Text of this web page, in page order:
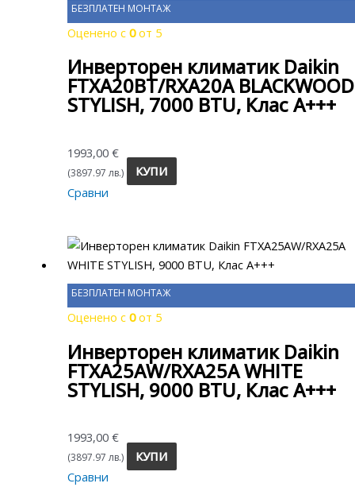
БЕЗПЛАТЕН МОНТАЖ
Оценено с0от 5
Инверторен климатик Daikin
FTXA20BT/RXA20A BLACKWOOD
STYLISH, 7000 BTU, Клас A+++
1993,00€
(3897.97 лв.)
КУПИ
Сравни
БЕЗПЛАТЕН МОНТАЖ
Оценено с0от 5
Инверторен климатик Daikin
FTXA25AW/RXA25A WHITE
STYLISH, 9000 BTU, Клас A+++
1993,00€
(3897.97 лв.)
КУПИ
Сравни